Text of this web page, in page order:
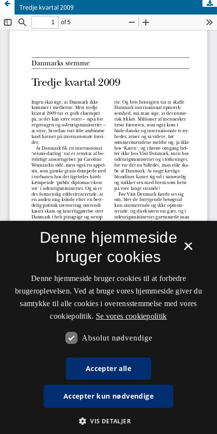
Tredje kvartal 2009
×
Denne hjemmeside
bruger cookies
Denne hjemmeside bruger cookies til at forbedre
brugeroplevelsen. Ved at bruge vores hjemmeside giver du
samtykke til alle cookies i overensstemmelse med vores
cookiepolitik. Se vores cookiepolitik
Absolut nødvendige
Accepter alle
Accepter kun nødvendige
VIS DETALJER